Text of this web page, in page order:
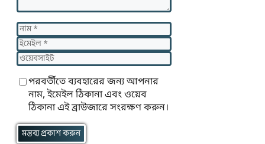
নাম
ইমেইল
ওয়েবসাইট
পরবর্তীতে ব্যবহারের জন্য আপনার
নাম, ইমেইল ঠিকানা এবং ওয়েব
ঠিকানা এই ব্রাউজারে সংরক্ষণ করুন।